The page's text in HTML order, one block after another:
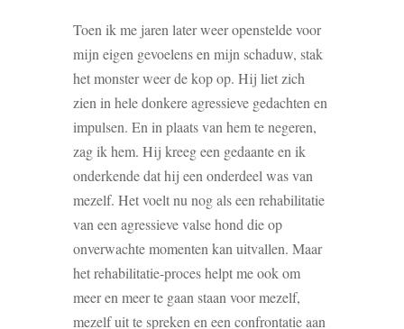
Toen ik me jaren later weer openstelde voor
mijn eigen gevoelens en mijn schaduw, stak
het monster weer de kop op. Hij liet zich
zien in hele donkere agressieve gedachten en
impulsen. En in plaats van hem te negeren,
zag ik hem. Hij kreeg een gedaante en ik
onderkende dat hij een onderdeel was van
mezelf. Het voelt nu nog als een rehabilitatie
van een agressieve valse hond die op
onverwachte momenten kan uitvallen. Maar
het rehabilitatie-proces helpt me ook om
meer en meer te gaan staan voor mezelf,
mezelf uit te spreken en een confrontatie aan